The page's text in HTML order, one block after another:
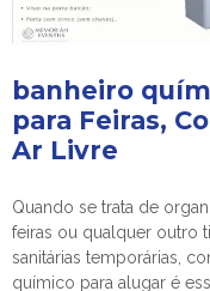
banheiro
para Feiras,
Ar Livre
Quando se trata de
feiras ou qualquer outro
sanitárias temporárias,
químico para alugar é